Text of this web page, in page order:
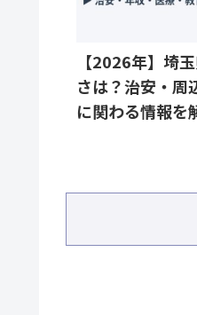
【2026年】埼
さは？治安・周
に関わる情報を